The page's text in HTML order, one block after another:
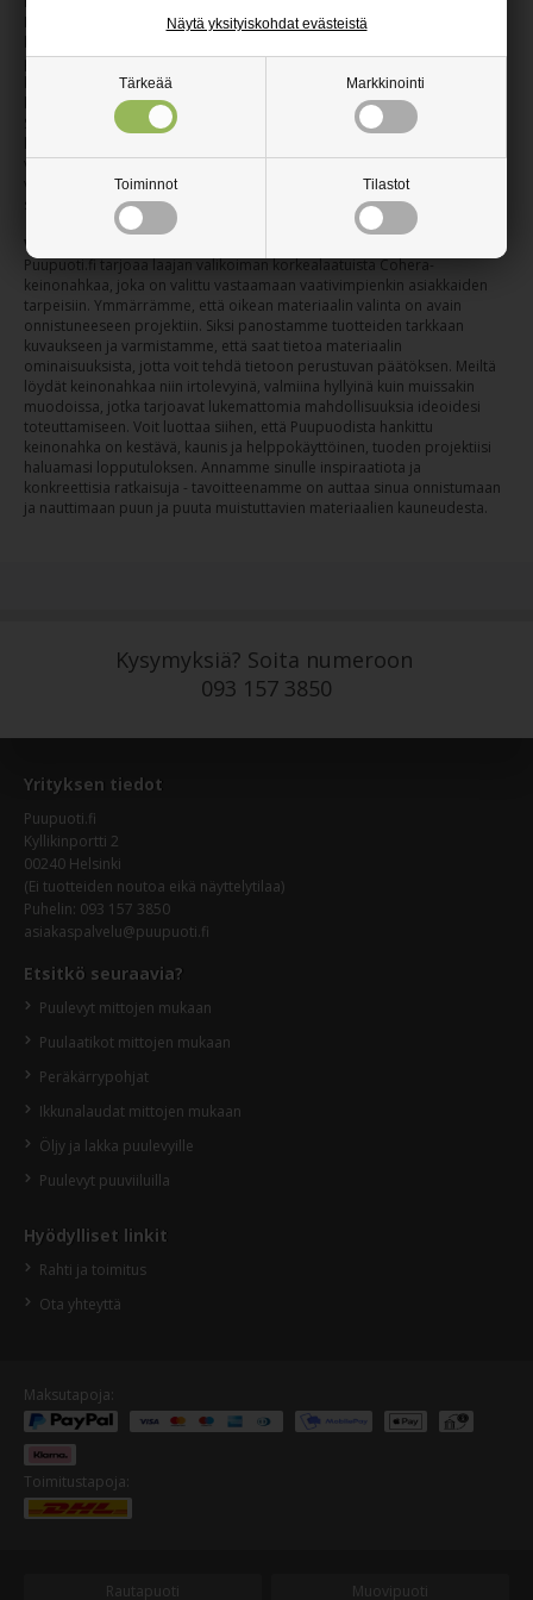
Tärkeää Markkinointi
Toiminnot Tilastot
Näytä yksityiskohdat evästeistä
Materiaali on helppo leikata ja muotoilla haluttuihin mittoihin, ja sen
kiinnittämiseen sopivat yleensä perinteiset liimat tai niitit riippuen
pohjamateriaalista. Suosittelemme käyttämään projektiisi sopivaa
kontaktiliimaa tai verhoiluliimaa, joka takaa pitävän ja kestävän
kiinnityksen. Kun keinonahka on asennettu, sen huolto on vaivatonta.
Säännöllinen pölyjen pyyhintä ja tahrojen poisto kostealla, pehmeällä
voimakkaita kemikaaleja tai hankaavia puhdistusaineita, sillä ne voivat
vahingoittaa materiaalin pintaa. Pienellä vaivalla keinonahkapintasi
säilyy uudenveroisena pitkään.
Valitse laadukas keinonahka Puupuodista
Puupuoti.fi tarjoaa laajan valikoiman korkealaatuista Cohera-
keinonahkaa, joka on valittu vastaamaan vaativimpienkin asiakkaiden
tarpeisiin. Ymmärrämme, että oikean materiaalin valinta on avain
onnistuneeseen projektiin. Siksi panostamme tuotteiden tarkkaan
kuvaukseen ja varmistamme, että saat tietoa materiaalin
ominaisuuksista, jotta voit tehdä tietoon perustuvan päätöksen. Meiltä
löydät keinonahkaa niin irtolevyinä, valmiina hyllyinä kuin muissakin
muodoissa, jotka tarjoavat lukemattomia mahdollisuuksia ideoidesi
toteuttamiseen. Voit luottaa siihen, että Puupuodista hankittu
keinonahka on kestävä, kaunis ja helppokäyttöinen, tuoden projektiisi
haluamasi lopputuloksen. Annamme sinulle inspiraatiota ja
konkreettisia ratkaisuja - tavoitteenamme on auttaa sinua onnistumaan
ja nauttimaan puun ja puuta muistuttavien materiaalien kauneudesta.
Kysymyksiä? Soita numeroon
093 157 3850
Yrityksen tiedot
Puupuoti.fi
Kyllikinportti 2
00240 Helsinki
(Ei tuotteiden noutoa eikä näyttelytilaa)
Puhelin: 093 157 3850
asiakaspalvelu@puupuoti.fi
Etsitkö seuraavia?
Puulevyt mittojen mukaan
Puulaatikot mittojen mukaan
Peräkärrypohjat
Ikkunalaudat mittojen mukaan
Öljy ja lakka puulevyille
Puulevyt puuviiluilla
Hyödylliset linkit
Rahti ja toimitus
Ota yhteyttä
Maksutapoja:
Toimitustapoja:
Rautapuoti Muovipuoti